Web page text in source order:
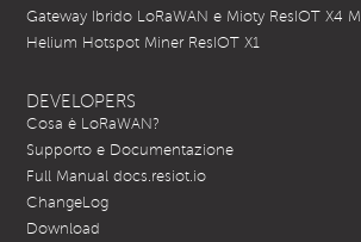
Gateway Ibrido LoRaWAN e Mioty ResIOT X4 M
Helium Hotspot Miner ResIOT X1
DEVELOPERS
Cosa è LoRaWAN?
Supporto e Documentazione
Full Manual docs.resiot.io
ChangeLog
Download